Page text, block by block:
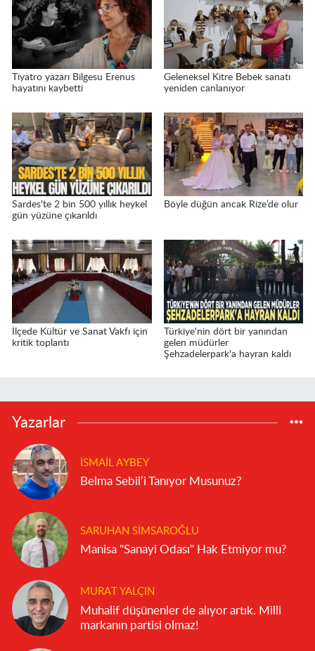
Tiyatro yazarı Bilgesu Erenus
hayatını kaybetti
Geleneksel Kitre Bebek sanatı
yeniden canlanıyor
Sardes'te 2 bin 500 yıllık heykel
gün yüzüne çıkarıldı
Böyle düğün ancak Rize’de olur
İlçede Kültür ve Sanat Vakfı için
kritik toplantı
Türkiye'nin dört bir yanından
gelen müdürler
Şehzadelerpark'a hayran kaldı
Yazarlar
İSMAIL AYBEY
Belma Sebil’i Tanıyor Musunuz?
SARUHAN SIMSAROĞLU
Manisa "Sanayi Odası" Hak Etmiyor mu?
MURAT YALÇIN
Muhalif düşünenler de alıyor artık. Milli
markanın partisi olmaz!